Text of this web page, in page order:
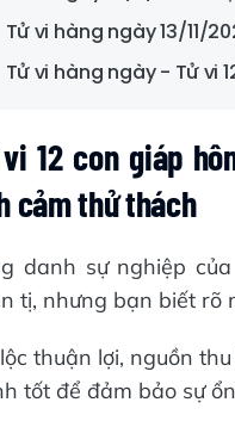
Tử vi hàng ngày 13/11/
Tử vi hàng ngày - Tử vi
12 con giáp
cảm thử thách
danh sự nghiệp
tị, nhưng bạn biết rõ
thuận lợi, nguồn
tốt để đảm bảo sự